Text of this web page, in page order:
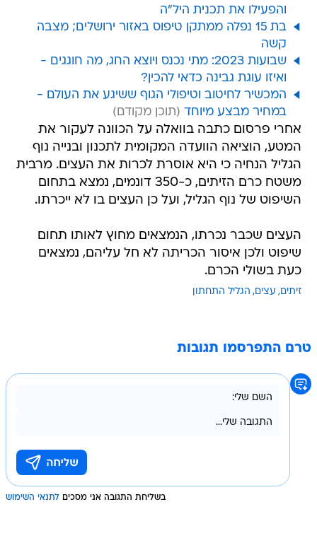
והפעילו את תכנית היל"ה
בת 15 נפלה ממתקן טיפוס באזור ירושלים; מצבה
קשה
שבועות 2023: מתי נכנס ויוצא החג, מה חוגגים -
ואיזו עוגת גבינה כדאי להכין?
המכשיר לחיטוב וטיפולי הגוף ששיגע את העולם -
במחיר מבצע מיוחד
אחרי פרסום כתבה בוואלה על הכוונה לעקור את
המטע, הוציאה הוועדה המקומית לתכנון ובנייה נוף
הגליל הנחיה כי היא אוסרת לכרות את העצים. מרבית
משטח כרם הזיתים, כ-350 דונמים, נמצא בתחום
השיפוט של נוף הגליל, ועל כן העצים בו לא ייכרתו.
העצים שכבר נכרתו, הנמצאים מחוץ לאותו תחום
שיפוט ולכן איסור הכריתה לא חל עליהם, נמצאים
כעת בשולי הכרם.
זיתים עצים הגליל התחתון
טרם התפרסמו תגובות
בשליחת התגובה אני מסכים לתנאי השימוש